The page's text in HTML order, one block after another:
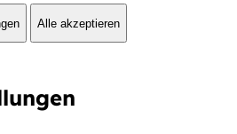
Alle akzeptieren